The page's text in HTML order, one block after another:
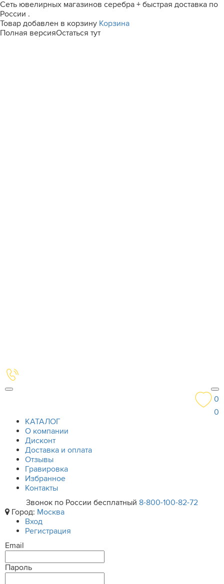
Сеть ювелирных магазинов серебра + быстрая доставка по
России .
Товар добавлен в корзину Корзина
Полная версияОстаться тут
0
0
КАТАЛОГ
О компании
Дисконт
Доставка и оплата
Отзывы
Гравировка
Избранное
Контакты
Звонок по России бесплатный 8-800-100-82-72
Город: Москва
Вход
Регистрация
Email
Пароль